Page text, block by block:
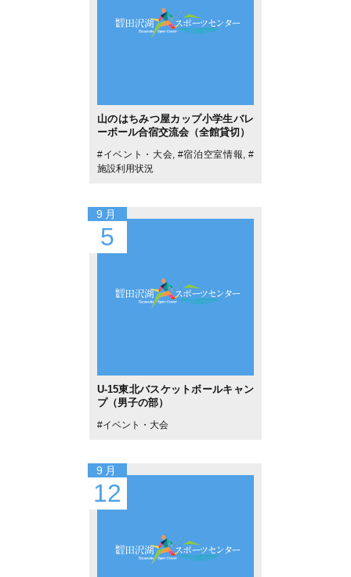
山のはちみつ屋カップ小学生バレ
ーボール合宿交流会（全館貸切）
#イベント・大会, #宿泊空室情報, #
施設利用状況
9月
5
U-15東北バスケットボールキャン
プ（男子の部）
#イベント・大会
9月
12